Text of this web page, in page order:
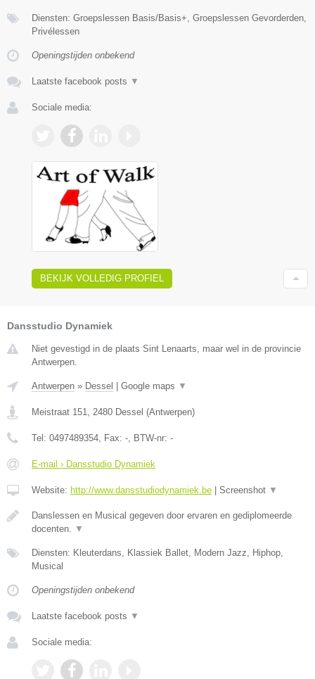
Diensten: Groepslessen Basis/Basis+, Groepslessen Gevorderden,
Privélessen
Openingstijden onbekend
Laatste facebook posts ▼
Sociale media:
BEKIJK VOLLEDIG PROFIEL
Dansstudio Dynamiek
Niet gevestigd in de plaats Sint Lenaarts, maar wel in de provincie
Antwerpen.
Antwerpen » Dessel Google maps ▼
Meistraat 151 2480 Dessel (Antwerpen)
Tel: 0497489354 , Fax: - , BTW-nr: -
E-mail › Dansstudio Dynamiek
Website: http://www.dansstudiodynamiek.be Screenshot ▼
Danslessen en Musical gegeven door ervaren en gediplomeerde
docenten.
▼
Diensten: Kleuterdans, Klassiek Ballet, Modern Jazz, Hiphop,
Musical
Openingstijden onbekend
Laatste facebook posts ▼
Sociale media: